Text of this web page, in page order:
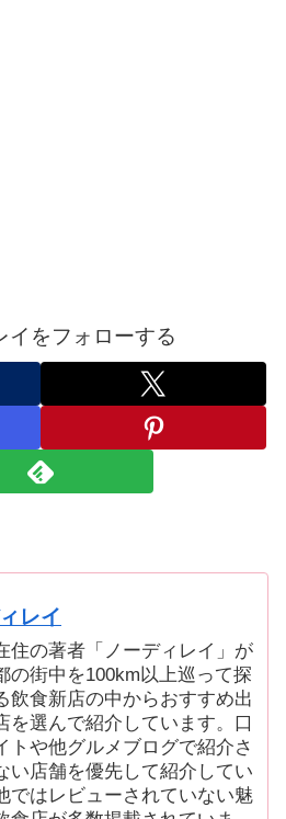
イをフォローする
レイ
住の著者「ノーディレイ」が
の街中を100km以上巡って探
飲食新店の中からおすすめ出
を選んで紹介しています。口
トや他グルメブログで紹介さ
い店舗を優先して紹介してい
ではレビューされていない魅